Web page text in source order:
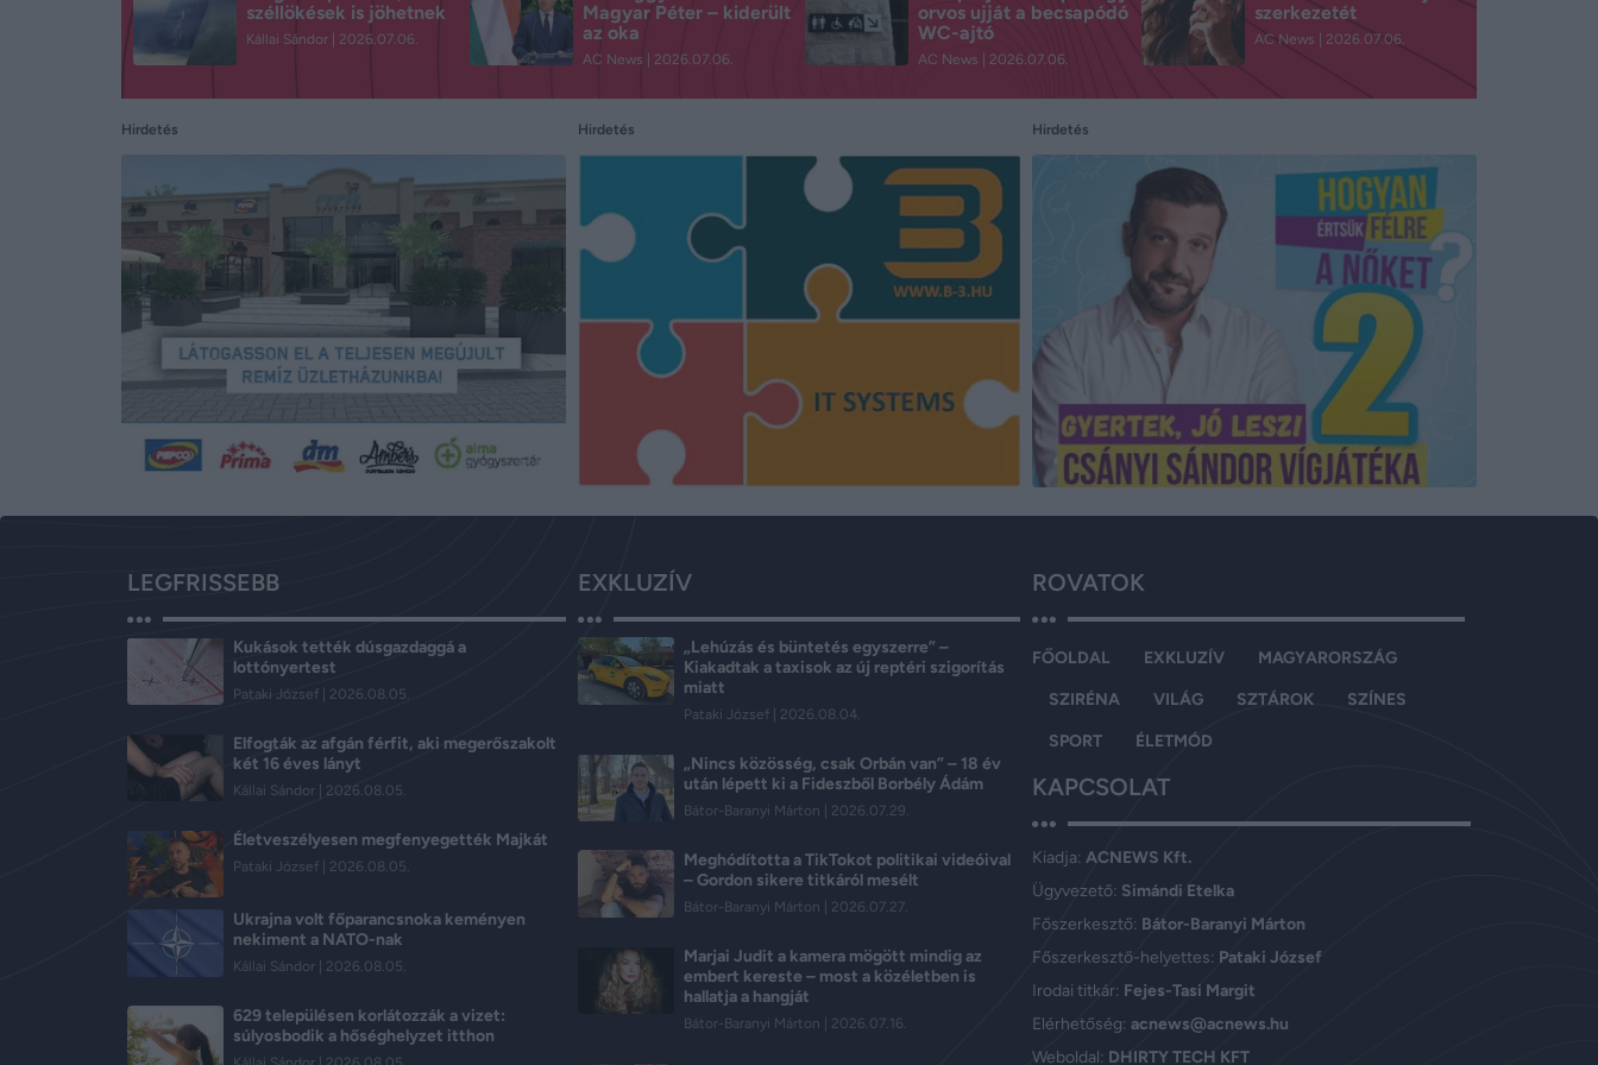
széllökések is jöhetnek
Kállai Sándor 2026.07.06.
Magyar Péter – kiderült
az oka
AC News 2026.07.06.
orvos ujját a becsapódó
WC-ajtó
AC News 2026.07.06.
szerkezetét
AC News 2026.07.06.
Hirdetés Hirdetés Hirdetés
LEGFRISSEBB
Kukások tették dúsgazdaggá a
lottónyertest
Pataki József 2026.08.05.
Elfogták az afgán férfit, aki megerőszakolt
két 16 éves lányt
Kállai Sándor 2026.08.05.
Életveszélyesen megfenyegették Majkát
Pataki József 2026.08.05.
Ukrajna volt főparancsnoka keményen
nekiment a NATO-nak
Kállai Sándor 2026.08.05.
629 településen korlátozzák a vizet:
súlyosbodik a hőséghelyzet itthon
EXKLUZÍV
„Lehúzás és büntetés egyszerre” –
Kiakadtak a taxisok az új reptéri szigorítás
miatt
Pataki József 2026.08.04.
„Nincs közösség, csak Orbán van” – 18 év
után lépett ki a Fideszből Borbély Ádám
Bátor-Baranyi Márton 2026.07.29.
Meghódította a TikTokot politikai videóival
– Gordon sikere titkáról mesélt
Bátor-Baranyi Márton 2026.07.27.
Marjai Judit a kamera mögött mindig az
embert kereste – most a közéletben is
hallatja a hangját
Bátor-Baranyi Márton 2026.07.16.
ROVATOK
FŐOLDAL EXKLUZÍV MAGYARORSZÁG
SZIRÉNA VILÁG SZTÁROK SZÍNES
SPORT ÉLETMÓD
KAPCSOLAT
Kiadja:ACNEWS Kft.
Ügyvezető: Simándi Etelka
Főszerkesztő: Bátor-Baranyi Márton
Főszerkesztő-helyettes: Pataki József
Irodai titkár: Fejes-Tasi Margit
Elérhetőség:acnews@acnews.hu
Weboldal: DHIRTY TECH KFT